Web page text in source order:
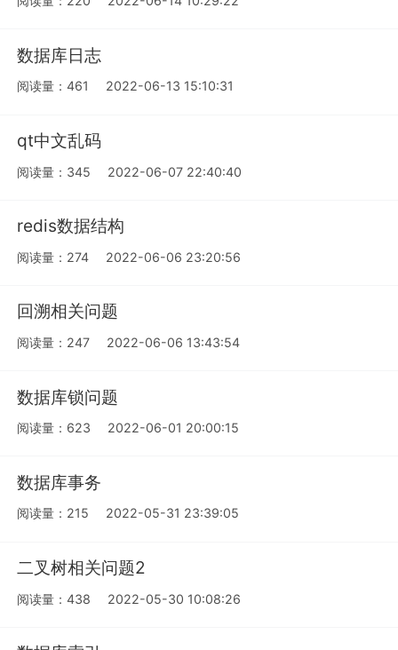
数据库日志
阅读量：461 2022-06-13 15:10:31
qt中文乱码
阅读量：345 2022-06-07 22:40:40
redis数据结构
阅读量：274 2022-06-06 23:20:56
回溯相关问题
阅读量：247 2022-06-06 13:43:54
数据库锁问题
阅读量：623 2022-06-01 20:00:15
数据库事务
阅读量：215 2022-05-31 23:39:05
二叉树相关问题2
阅读量：438 2022-05-30 10:08:26